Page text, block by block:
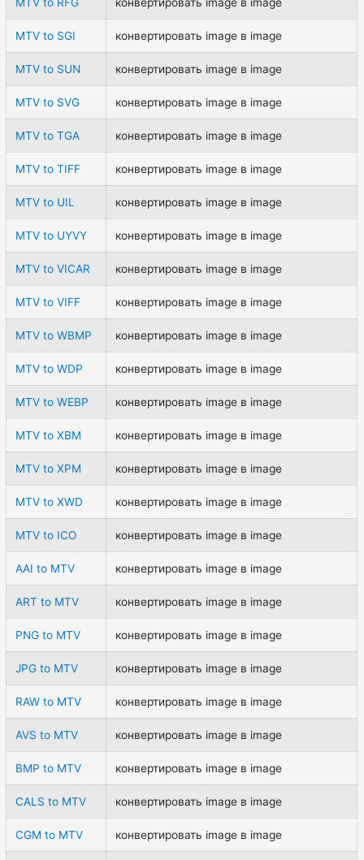
MTV to SGI конвертировать image в image
MTV to SUN конвертировать image в image
MTV to SVG конвертировать image в image
MTV to TGA конвертировать image в image
MTV to TIFF конвертировать image в image
MTV to UIL конвертировать image в image
MTV to UYVY конвертировать image в image
MTV to VICAR конвертировать image в image
MTV to VIFF конвертировать image в image
MTV to WBMP конвертировать image в image
MTV to WDP конвертировать image в image
MTV to WEBP конвертировать image в image
MTV to XBM конвертировать image в image
MTV to XPM конвертировать image в image
MTV to XWD конвертировать image в image
MTV to ICO конвертировать image в image
AAI to MTV конвертировать image в image
ART to MTV конвертировать image в image
PNG to MTV конвертировать image в image
JPG to MTV конвертировать image в image
RAW to MTV конвертировать image в image
AVS to MTV конвертировать image в image
BMP to MTV конвертировать image в image
CALS to MTV конвертировать image в image
CGM to MTV конвертировать image в image